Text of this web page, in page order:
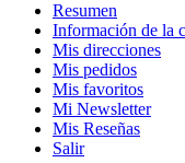
Resumen
Información de la
Mis direcciones
Mis pedidos
Mis favoritos
Mi Newsletter
Mis Reseñas
Salir